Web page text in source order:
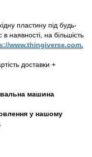
пластину під будь-
наявності, на більшість
www.thingiverse.com.
доставки +
машина
у нашому